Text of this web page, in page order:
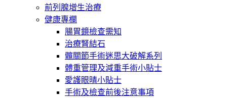
前列腺增生治療
健康專欄
腸胃鏡檢查需知
治療腎結石
髖關節手術迷思大破解系列
體重管理及減重手術小貼士
愛護眼晴小貼士
手術及檢查前後注意事項